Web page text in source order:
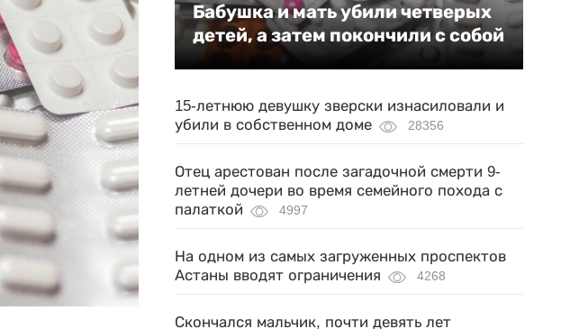
Бабушка и мать убили четверых
детей, а затем покончили с собой
15-летнюю девушку зверски изнасиловали и
убили в собственном доме
28356
Отец арестован после загадочной смерти 9-
летней дочери во время семейного похода с
палаткой
4997
На одном из самых загруженных проспектов
Астаны вводят ограничения
4268
Скончался мальчик, почти девять лет